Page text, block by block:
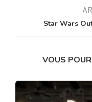
Star Wars
VOUS